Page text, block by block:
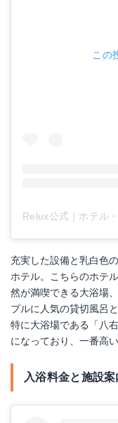
この
充実した設備と乳白色
ホテル。こちらのホテ
然が満喫できる大浴場
プルに人気の貸切風呂
特に大浴場である「八
になっており、一番高
入浴料金と施設案